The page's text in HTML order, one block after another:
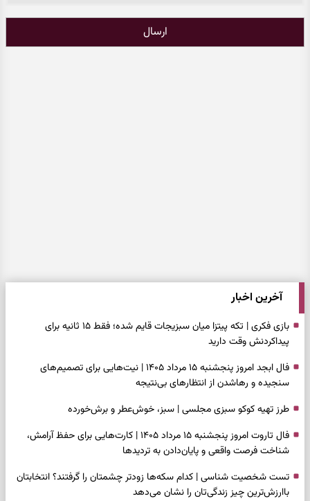
ارسال
آخرین اخبار
بازی فکری | تکه پیتزا میان سبزیجات قایم شده؛ فقط ۱۵ ثانیه برای
پیداکردنش وقت دارید
فال ابجد امروز پنجشنبه ۱۵ مرداد ۱۴۰۵ | نیت‌هایی برای تصمیم‌های
سنجیده و رهاشدن از انتظارهای بی‌نتیجه
طرز تهیه کوکو سبزی مجلسی | سبز، خوش‌عطر و برش‌خورده
فال تاروت امروز پنجشنبه ۱۵ مرداد ۱۴۰۵ | کارت‌هایی برای حفظ آرامش،
شناخت فرصت واقعی و پایان‌دادن به تردیدها
تست شخصیت شناسی | کدام سکه‌ها زودتر چشمتان را گرفتند؟ انتخابتان
باارزش‌ترین چیز زندگی‌تان را نشان می‌دهد